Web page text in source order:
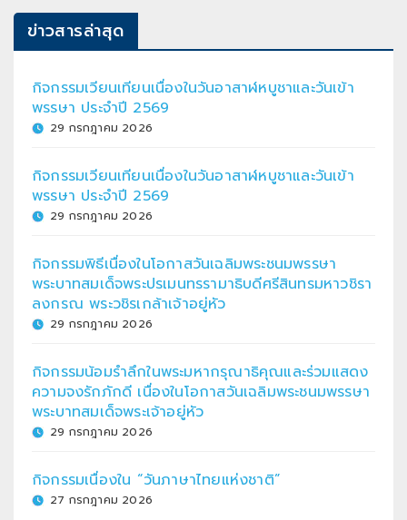
ข่าวสารล่าสุด
กิจกรรมเวียนเทียนเนื่องในวันอาสาฬหบูชาและวันเข้า
พรรษา ประจำปี 2569
29 กรกฎาคม 2026
กิจกรรมเวียนเทียนเนื่องในวันอาสาฬหบูชาและวันเข้า
พรรษา ประจำปี 2569
29 กรกฎาคม 2026
กิจกรรมพิธีเนื่องในโอกาสวันเฉลิมพระชนมพรรษา
พระบาทสมเด็จพระปรเมนทรรามาธิบดีศรีสินทรมหาวชิรา
ลงกรณ พระวชิรเกล้าเจ้าอยู่หัว
29 กรกฎาคม 2026
กิจกรรมน้อมรำลึกในพระมหากรุณาธิคุณและร่วมแสดง
ความจงรักภักดี เนื่องในโอกาสวันเฉลิมพระชนมพรรษา
พระบาทสมเด็จพระเจ้าอยู่หัว
29 กรกฎาคม 2026
กิจกรรมเนื่องใน “วันภาษาไทยแห่งชาติ”
27 กรกฎาคม 2026